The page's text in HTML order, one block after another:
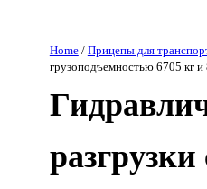
Home/ Прицепы для
грузоподъемностью 6705 кг и